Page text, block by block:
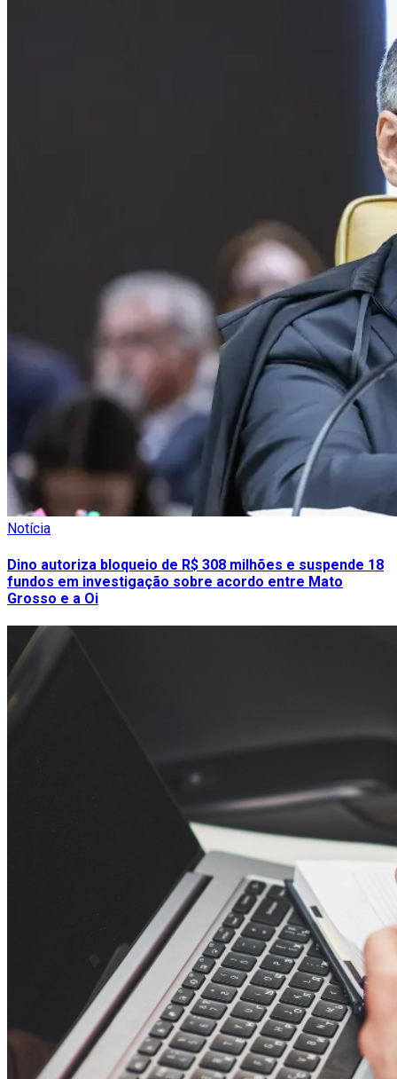
Notícia
Dino autoriza bloqueio de R$ 308 milhões e suspende 18
fundos em investigação sobre acordo entre Mato
Grosso e a Oi